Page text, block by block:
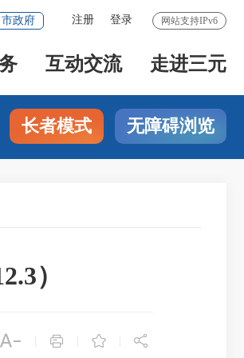
网站支持IPv6
注册 登录
市政府
互动交流 走进三元
长者模式 无障碍浏览
）
   